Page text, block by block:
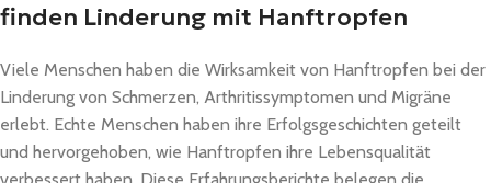
finden Linderung mit Hanftropfen
Viele Menschen haben die Wirksamkeit von Hanftropfen bei der
Linderung von Schmerzen, Arthritissymptomen und Migräne
erlebt. Echte Menschen haben ihre Erfolgsgeschichten geteilt
und hervorgehoben, wie Hanftropfen ihre Lebensqualität
verbessert haben. Diese Erfahrungsberichte belegen die